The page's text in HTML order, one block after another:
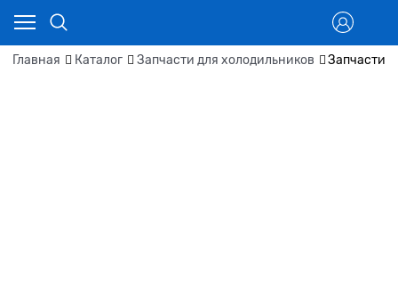
Главная Каталог Запчасти для холодильников Запчасти